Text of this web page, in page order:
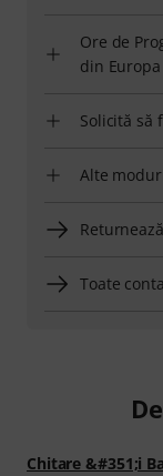
Ore de
din
Solicită să
Alte
Toate
Chitare &#351;i